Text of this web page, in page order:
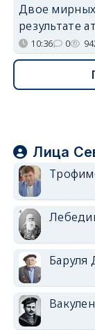
Двое
результате
10:36 0
Лица